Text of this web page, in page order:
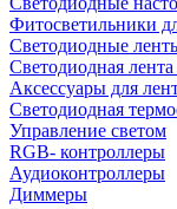
Фитосветильники
Светодиодные
Светодиодная
Аксессуары для
Светодиодная
Управление светом
RGB- контроллеры
Аудиоконтроллеры
Диммеры